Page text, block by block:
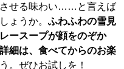
させる味わい……と言えば
ょうか。 ふわふわの雪見
ースープが顔をのぞか
細は、食べてからのお楽
。ぜひお試しを！